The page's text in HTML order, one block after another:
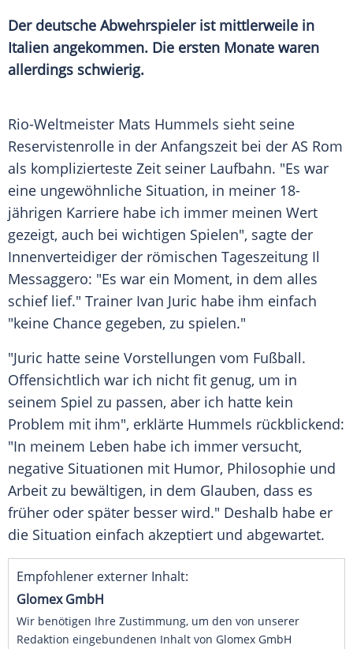
Der deutsche Abwehrspieler ist mittlerweile in
Italien angekommen. Die ersten Monate waren
allerdings schwierig.
Rio-Weltmeister Mats Hummels sieht seine
Reservistenrolle in der Anfangszeit bei der AS Rom
als komplizierteste Zeit seiner Laufbahn. "Es war
eine ungewöhnliche Situation, in meiner 18-
jährigen Karriere habe ich immer meinen Wert
gezeigt, auch bei wichtigen Spielen", sagte der
Innenverteidiger der römischen Tageszeitung Il
Messaggero: "Es war ein Moment, in dem alles
schief lief." Trainer Ivan Juric habe ihm einfach
"keine Chance gegeben, zu spielen."
"Juric hatte seine Vorstellungen vom Fußball.
Offensichtlich war ich nicht fit genug, um in
seinem Spiel zu passen, aber ich hatte kein
Problem mit ihm", erklärte Hummels rückblickend:
"In meinem Leben habe ich immer versucht,
negative Situationen mit Humor, Philosophie und
Arbeit zu bewältigen, in dem Glauben, dass es
früher oder später besser wird." Deshalb habe er
die Situation einfach akzeptiert und abgewartet.
Empfohlener externer Inhalt:
Glomex GmbH
Wir benötigen Ihre Zustimmung, um den von unserer
Redaktion eingebundenen Inhalt von Glomex GmbH